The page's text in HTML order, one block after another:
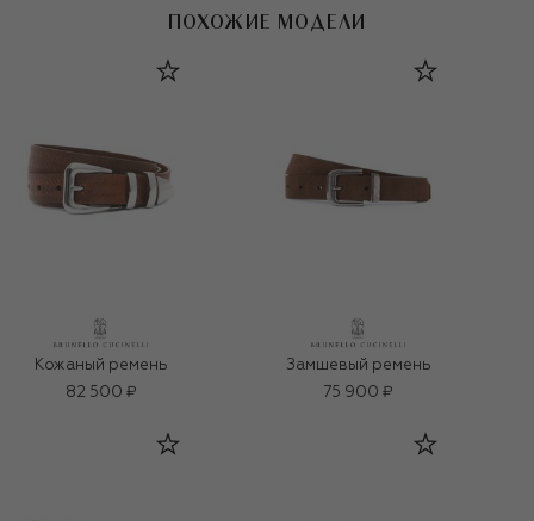
ПОХОЖИЕ МОДЕЛИ
Кожаный ремень
82 500 ₽
Замшевый ремень
75 900 ₽